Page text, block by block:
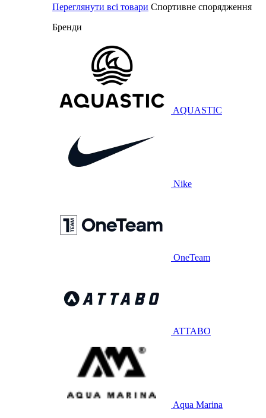
Переглянути всі товари Спортивне спорядження
Бренди
AQUASTIC
Nike
OneTeam
ATTABO
Aqua Marina